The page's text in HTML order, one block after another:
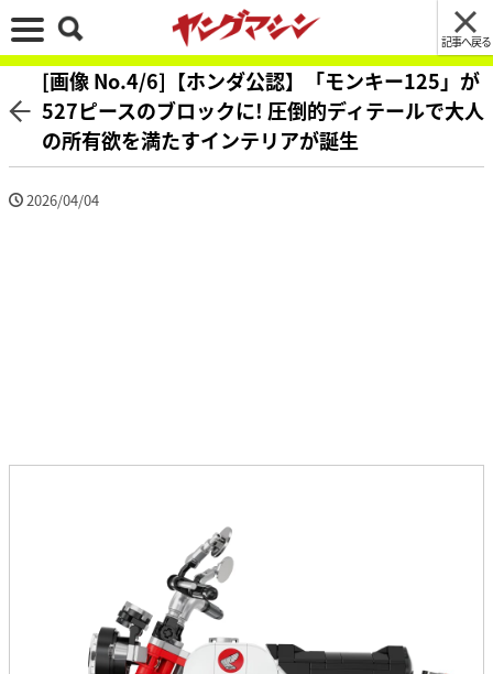
記事へ戻る
[画像 No.4/6]【ホンダ公認】「モンキー125」が
527ピースのブロックに! 圧倒的ディテールで大人
の所有欲を満たすインテリアが誕生
2026/04/04